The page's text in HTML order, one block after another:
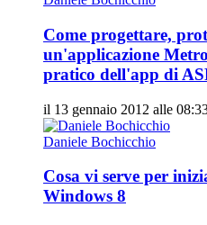
Come progettare,
un'applicazione
pratico dell'app di
il 13 gennaio 2012 alle
Daniele Bochicchio
Cosa vi serve per
Windows 8